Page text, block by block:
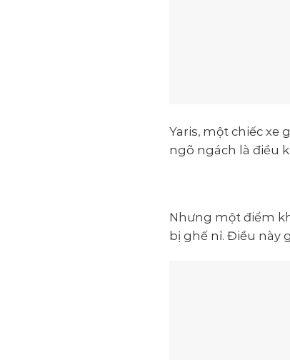
Yaris, một chiếc xe
ngõ ngách là điều
Nhưng một điểm
bị ghế nỉ. Điều này